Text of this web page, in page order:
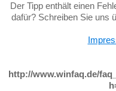
Der Tipp enthält einen
dafür? Schreiben Sie uns
http://www.winfaq.de/